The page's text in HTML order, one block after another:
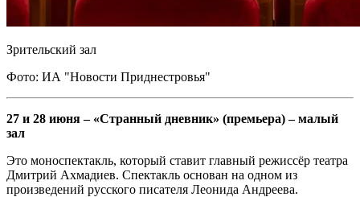
Зрительский зал
Фото: ИА "Новости Приднестровья"
27 и 28 июня – «Странный дневник» (премьера) – малый
зал
Это моноспектакль, который ставит главный режиссёр театра
Дмитрий Ахмадиев. Спектакль основан на одном из
произведений русского писателя Леонида Андреева.